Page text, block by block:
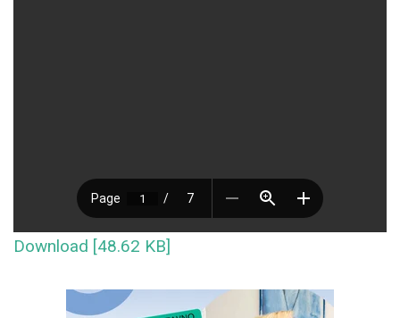
Download [48.62 KB]